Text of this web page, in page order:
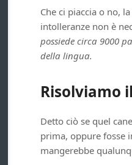
Che ci piaccia o no,
intolleranze non è
possiede circa 9000
della lingua.
Risolviamo
Detto ciò se quel
prima, oppure fosse
mangerebbe